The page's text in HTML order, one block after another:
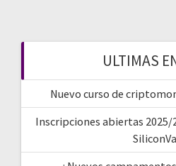
ULTIMAS
Nuevo curso de
Inscripciones abiertas 2025/